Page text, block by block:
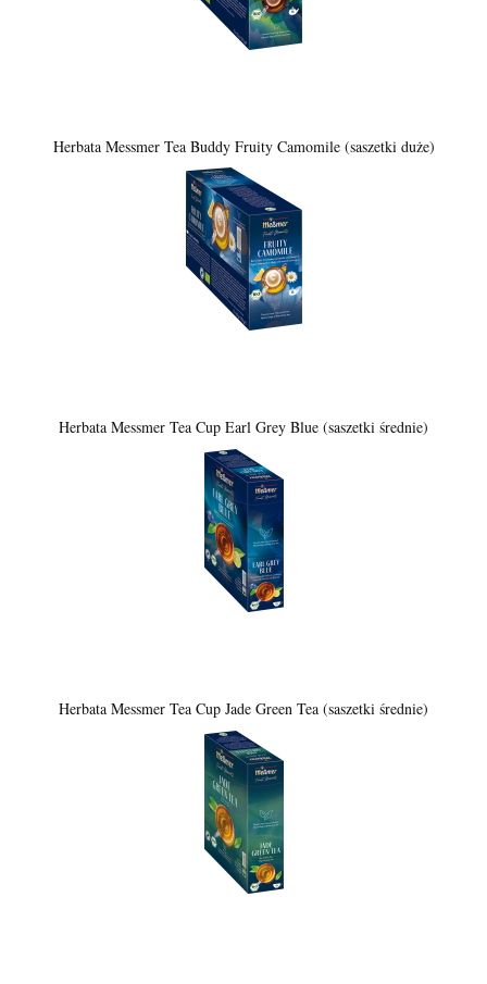
Herbata Messmer Tea Buddy Fruity Camomile (saszetki duże)
Herbata Messmer Tea Cup Earl Grey Blue (saszetki średnie)
Herbata Messmer Tea Cup Jade Green Tea (saszetki średnie)